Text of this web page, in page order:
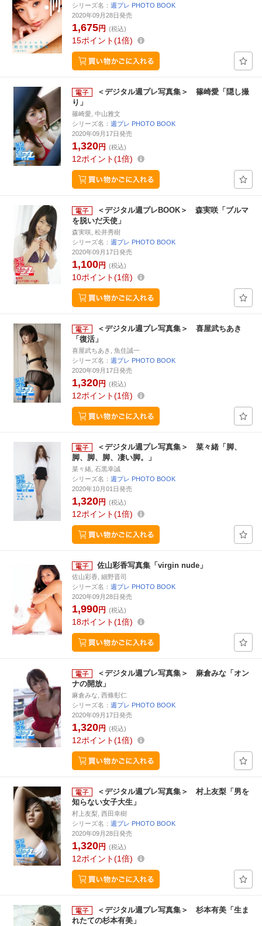
シリーズ名： 週プレ PHOTO BOOK
2020年09月28日発売
1,675円 (税込)
15ポイント 1倍
＜デジタル週プレ写真集＞ 篠崎愛「隠し撮
り」
篠崎愛, 中山雅文
シリーズ名： 週プレ PHOTO BOOK
2020年09月17日発売
1,320円 (税込)
12ポイント 1倍
＜デジタル週プレBOOK＞ 森実咲「ブルマ
を脱いだ天使」
森実咲, 松井秀樹
シリーズ名： 週プレ PHOTO BOOK
2020年09月17日発売
1,100円 (税込)
10ポイント 1倍
＜デジタル週プレ写真集＞ 喜屋武ちあき
「復活」
喜屋武ちあき, 魚住誠一
シリーズ名： 週プレ PHOTO BOOK
2020年09月17日発売
1,320円 (税込)
12ポイント 1倍
＜デジタル週プレ写真集＞ 菜々緒「脚、
脚、脚、脚、凄い脚。」
菜々緒, 石黒幸誠
シリーズ名： 週プレ PHOTO BOOK
2020年10月01日発売
1,320円 (税込)
12ポイント 1倍
佐山彩香写真集「virgin nude」
佐山彩香, 細野晋司
シリーズ名： 週プレ PHOTO BOOK
2020年09月28日発売
1,990円 (税込)
18ポイント 1倍
＜デジタル週プレ写真集＞ 麻倉みな「オン
ナの開放」
麻倉みな, 西條彰仁
シリーズ名： 週プレ PHOTO BOOK
2020年09月17日発売
1,320円 (税込)
12ポイント 1倍
＜デジタル週プレ写真集＞ 村上友梨「男を
知らない女子大生」
村上友梨, 西田幸樹
シリーズ名： 週プレ PHOTO BOOK
2020年09月28日発売
1,320円 (税込)
12ポイント 1倍
＜デジタル週プレ写真集＞ 杉本有美「生ま
れたての杉本有美」